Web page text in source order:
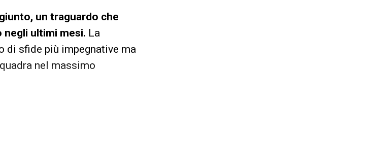
un traguardo che
ultimi mesi. La
di sfide più impegnative ma
nel massimo